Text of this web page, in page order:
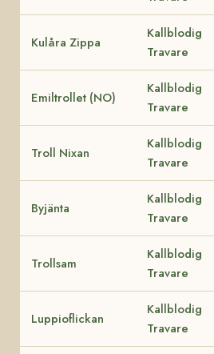
Kulåra Zippa
Kallblodig
Travare
Emiltrollet (NO)
Kallblodig
Travare
Troll Nixan
Kallblodig
Travare
Byjänta
Kallblodig
Travare
Trollsam
Kallblodig
Travare
Luppioflickan
Kallblodig
Travare